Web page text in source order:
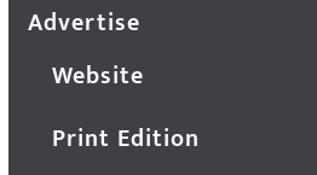
Advertise
Website
Print Edition